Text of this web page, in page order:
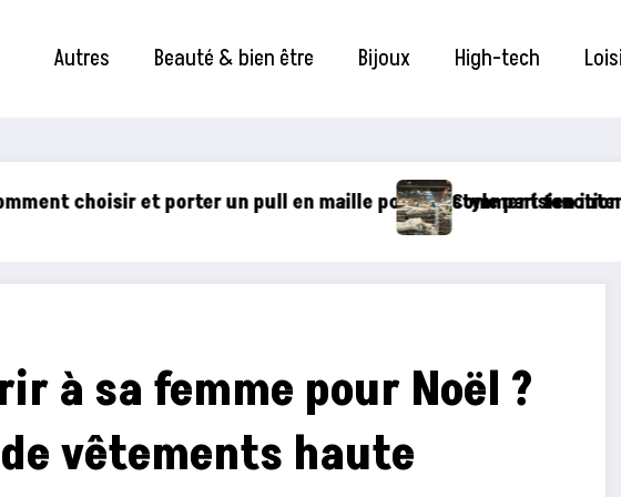
Autres Beauté & bien être Bijoux High-tech
un style parisien intemporel
Comment fonctionne le recyclage des matelas pour une literie
Écran
à sa femme pour Noël ?
vêtements haute